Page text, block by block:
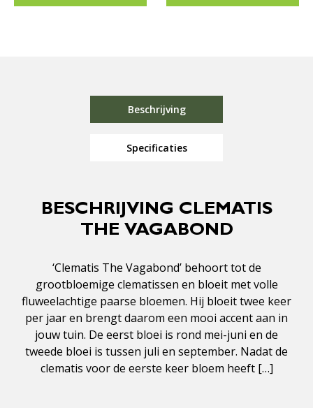
Beschrijving
Specificaties
BESCHRIJVING CLEMATIS
THE VAGABOND
‘Clematis The Vagabond’ behoort tot de
grootbloemige clematissen en bloeit met volle
fluweelachtige paarse bloemen. Hij bloeit twee keer
per jaar en brengt daarom een mooi accent aan in
jouw tuin. De eerst bloei is rond mei-juni en de
tweede bloei is tussen juli en september. Nadat de
clematis voor de eerste keer bloem heeft […]